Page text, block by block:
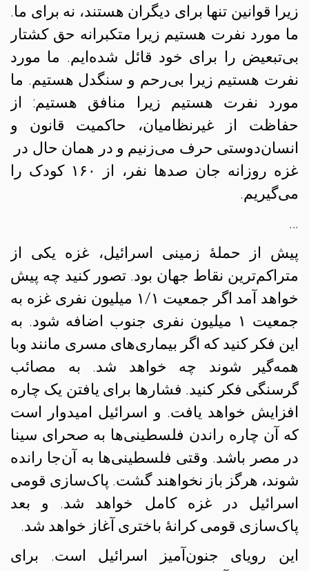
زیرا قوانین تنها برای دیگران هستند، نه برای ما.
ما مورد نفرت هستیم زیرا متکبرانه حق کشتار
بی‌تبعیض را برای خود قائل شده‌ایم. ما مورد
نفرت هستیم زیرا بی‌رحم و سنگدل هستیم. ما
مورد نفرت هستیم زیرا منافق هستیم: از
حفاظت از غیرنظامیان، حاکمیت قانون و
انسان‌دوستی حرف می‌زنیم و در همان حال در
غزه روزانه جان صدها نفر، از ۱۶۰ کودک را
می‌گیریم.
…
پیش از حملهٔ زمینی اسرائیل، غزه یکی از
متراکم‌ترین نقاط جهان بود. تصور کنید چه پیش
خواهد آمد اگر جمعیت ۱/۱ میلیون نفری غزه به
جمعیت ۱ میلیون نفری جنوب اضافه شود. به
این فکر کنید که اگر بیماری‌های مسری مانند وبا
همه‌گیر شوند چه خواهد شد. به مصائب
گرسنگی فکر کنید. فشارها برای یافتن یک چاره
افزایش خواهد یافت. و اسرائیل امیدوار است
که آن چاره راندن فلسطینی‌ها به صحرای سینا
در مصر باشد. وقتی فلسطینی‌ها به آن‌جا رانده
شوند، هرگز باز نخواهند گشت. پاک‌سازی قومی
اسرائیل در غزه کامل خواهد شد. و بعد
پاک‌سازی قومی کرانهٔ باختری آغاز خواهد شد.
این رویای جنون‌آمیز اسرائیل است. برای